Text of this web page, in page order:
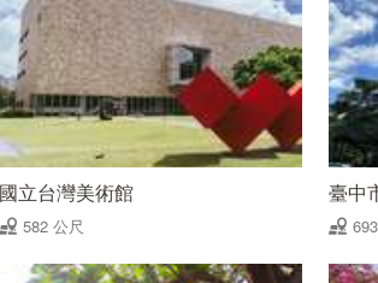
國立台灣美術館
582 公尺
臺中